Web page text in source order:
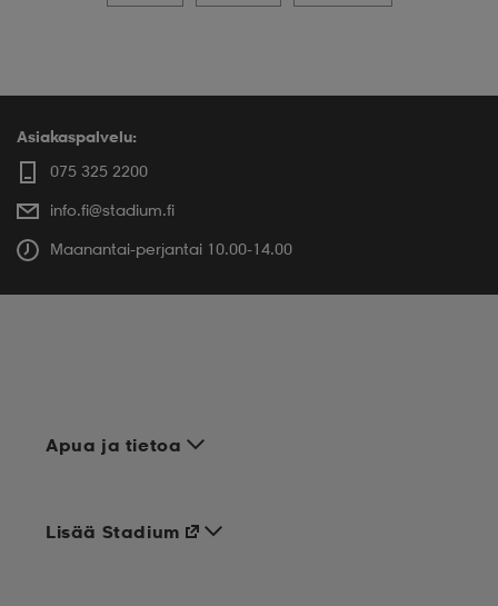
Asiakaspalvelu:
075 325 2200
info.fi@stadium.fi
Maanantai-perjantai 10.00-14.00
Apua ja tietoa
Lisää Stadium